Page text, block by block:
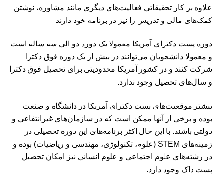
علاوه بر کار تحقیقاتی فعالیت‌های دیگری مانند مشاوره، نوشتن
کمک‌های مالی و تدریس را نیز در برنامه خود دارند.
دوره پست دکترای آمریکا معمولا یک دوره دو الی سه ساله است
و معمولا دانشجویان می‌توانند در بیش از یک دوره فوق دکترا
شرکت کنند و در کشور آمریکا محدودیتی برای تحصیل فوق دکترا
و سال‌های تحصیل وجود ندارد.
بیشتر موقعیت‌های پست دکترای آمریکا در دانشگاه و صنعت
بوده و برخی از آنها ممکن است که در سازمان‌های غیرانتفاعی و
دولتی باشند. با این حال اکثر برنامه‌های این دوره تحصیلی در
زمینه‌های STEM (علوم، تکنولوژی، مهندسی و ریاضیات) بوده و
در رشته‌های علوم اجتماعی و علوم انسانی نیز امکان تحصیل
پست داک وجود دارد.